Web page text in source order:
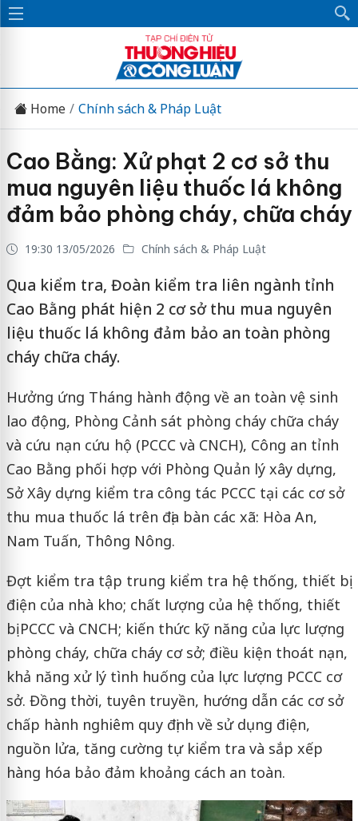
Home Chính sách & Pháp Luật
Cao Bằng: Xử phạt 2 cơ sở thu
mua nguyên liệu thuốc lá không
đảm bảo phòng cháy, chữa cháy
19:30 13/05/2026 Chính sách & Pháp Luật
Qua kiểm tra, Đoàn kiểm tra liên ngành tỉnh
Cao Bằng phát hiện 2 cơ sở thu mua nguyên
liệu thuốc lá không đảm bảo an toàn phòng
cháy chữa cháy.
Hưởng ứng Tháng hành động về an toàn vệ sinh
lao động, Phòng Cảnh sát phòng cháy chữa cháy
và cứu nạn cứu hộ (PCCC và CNCH), Công an tỉnh
Cao Bằng phối hợp với Phòng Quản lý xây dựng,
Sở Xây dựng kiểm tra công tác PCCC tại các cơ sở
thu mua thuốc lá trên địa bàn các xã: Hòa An,
Nam Tuấn, Thông Nông.
Đợt kiểm tra tập trung kiểm tra hệ thống, thiết bị
điện của nhà kho; chất lượng của hệ thống, thiết
bị PCCC và CNCH; kiến thức kỹ năng của lực lượng
phòng cháy, chữa cháy cơ sở; điều kiện thoát nạn,
khả năng xử lý tình huống của lực lượng PCCC cơ
sở. Đồng thời, tuyên truyền, hướng dẫn các cơ sở
chấp hành nghiêm quy định về sử dụng điện,
nguồn lửa, tăng cường tự kiểm tra và sắp xếp
hàng hóa bảo đảm khoảng cách an toàn.